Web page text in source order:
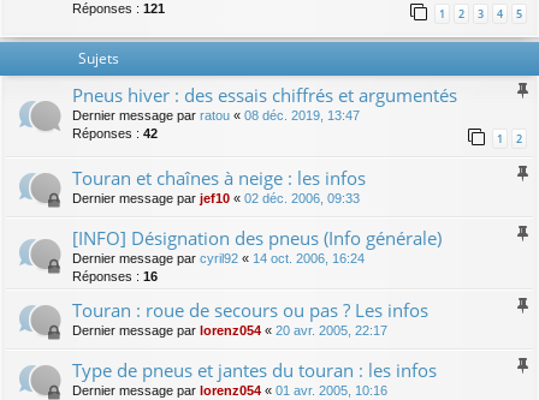
Réponses : 121 1 2 3 4 5
Sujets
Pneus hiver : des essais chiffrés et argumentés
Dernier message par ratou « 08 déc. 2019, 13:47
Réponses : 42 1 2
Touran et chaînes à neige : les infos
Dernier message par jef10 « 02 déc. 2006, 09:33
[INFO] Désignation des pneus (Info générale)
Dernier message par cyril92 « 14 oct. 2006, 16:24
Réponses : 16
Touran : roue de secours ou pas ? Les infos
Dernier message par lorenz054 « 20 avr. 2005, 22:17
Type de pneus et jantes du touran : les infos
Dernier message par lorenz054 « 01 avr. 2005, 10:16